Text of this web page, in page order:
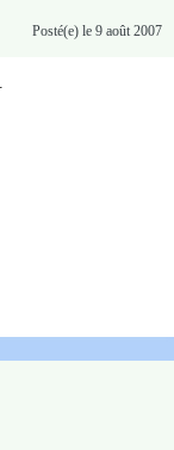
Posté(e) le 9 août 2007